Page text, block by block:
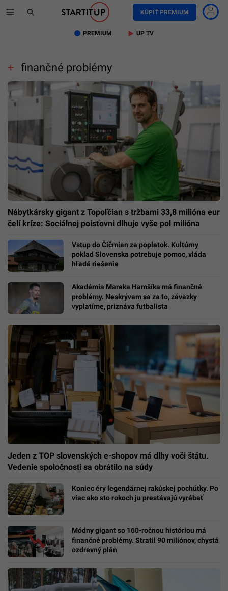
KÚPIŤ PREMIUM
PREMIUM UP TV
finančné problémy
Nábytkársky gigant z Topoľčian s tržbami 33,8 milióna eur
čelí kríze: Sociálnej poisťovni dlhuje vyše pol milióna
Vstup do Čičmian za poplatok. Kultúrny
poklad Slovenska potrebuje pomoc, vláda
hľadá riešenie
Akadémia Mareka Hamšíka má finančné
problémy. Neskrývam sa za to, záväzky
vyplatíme, priznáva futbalista
Jeden z TOP slovenských e-shopov má dlhy voči štátu.
Vedenie spoločnosti sa obrátilo na súdy
Koniec éry legendárnej rakúskej pochúťky. Po
viac ako sto rokoch ju prestávajú vyrábať
Módny gigant so 160-ročnou históriou má
finančné problémy. Stratil 90 miliónov, chystá
ozdravný plán